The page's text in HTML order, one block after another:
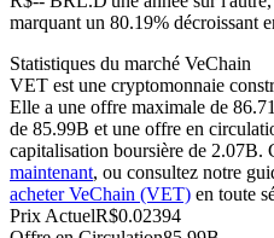
Futures USDC
marquant un 80.19% décroissant
Statistiques du marché VeChain
VET est une cryptomonnaie
Elle a une offre maximale de
de 85.99B et une offre en
capitalisation boursière de 2.07B.
maintenant, ou consultez notre
acheter VeChain (VET) en toute
Prix ActuelR$0.02394